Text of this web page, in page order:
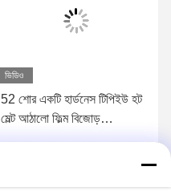
ভিডিও
52 শোর একটি হার্ডনেস টিপিইউ হট
মেল্ট আঠালো ফিল্ম বিজোড়